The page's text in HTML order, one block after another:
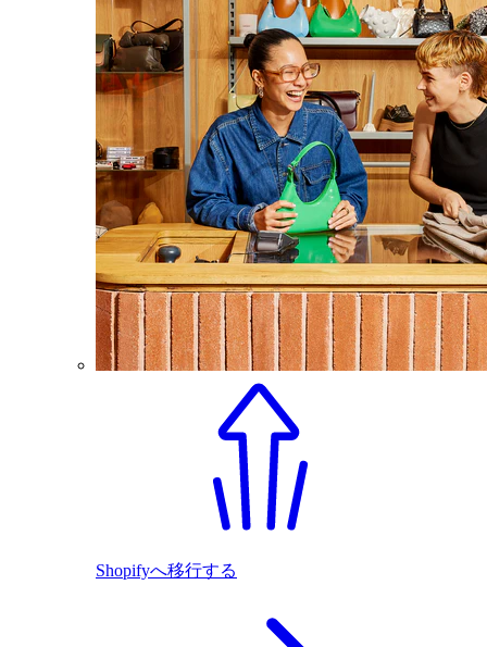
Shopifyへ移行する